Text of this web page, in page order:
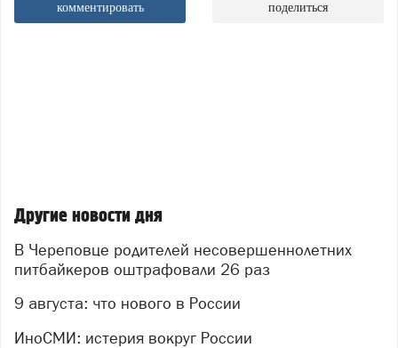
комментировать поделиться
Другие новости дня
В Череповце родителей несовершеннолетних
питбайкеров оштрафовали 26 раз
9 августа: что нового в России
ИноСМИ: истерия вокруг России